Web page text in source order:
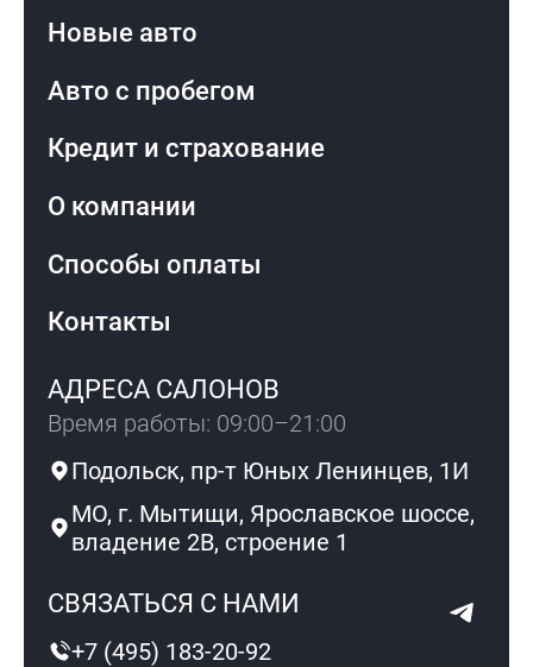
Новые авто
Авто с пробегом
Кредит и страхование
О компании
Способы оплаты
Контакты
АДРЕСА САЛОНОВ
Время работы: 09:00–21:00
Подольск, пр-т Юных Ленинцев, 1И
МО, г. Мытищи, Ярославское шоссе,
владение 2В, строение 1
СВЯЗАТЬСЯ С НАМИ
+7 (495) 183-20-92